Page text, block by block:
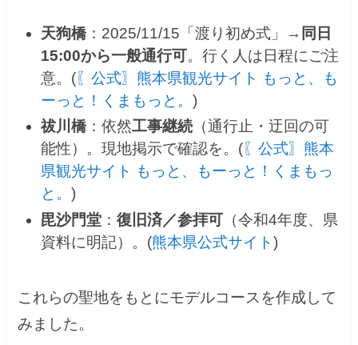
天狗橋：2025/11/15「渡り初め式」→ 同日
15:00から一般通行可。行く人は日程にご注
意。(〖公式〗熊本県観光サイト もっと、も
ーっと！くまもっと。 )
祓川橋：依然工事継続（通行止・迂回の可
能性）。現地掲示で確認を。(〖公式〗熊本
県観光サイト もっと、もーっと！くまもっ
と。 )
毘沙門堂： 復旧済／参拝可（令和4年度、県
資料に明記）。(熊本県公式サイト)
これらの聖地をもとにモデルコースを作成して
みました。